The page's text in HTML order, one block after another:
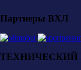
Партнеры ВХЛ
ТЕХНИЧЕСКИЙ